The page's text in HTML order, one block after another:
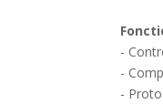
-
-
-